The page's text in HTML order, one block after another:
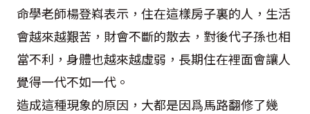
命學老師楊登嵙表示，住在這樣房子裏的人，生活
會越來越艱苦，財會不斷的散去，對後代子孫也相
當不利，身體也越來越虛弱，長期住在裡面會讓人
覺得一代不如一代。
造成這種現象的原因，大都是因爲馬路翻修了幾